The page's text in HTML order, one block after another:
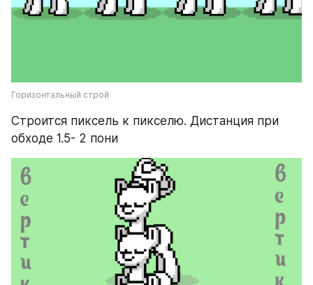
Горизонтальный строй
Строится пиксель к пикселю. Дистанция при
обходе 1.5- 2 пони